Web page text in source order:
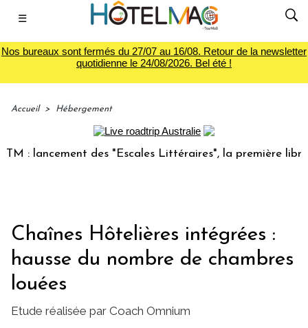
☰
Nos bureaux sont fermés du 27/07 au 16/08. Retour de la newsletter
quotidienne le 24/08/2026. Bel été !
Accueil > Hébergement
: lancement des "Escales Littéraires", la première librairie
Chaînes Hôtelières intégrées :
hausse du nombre de chambres
louées
Etude réalisée par Coach Omnium